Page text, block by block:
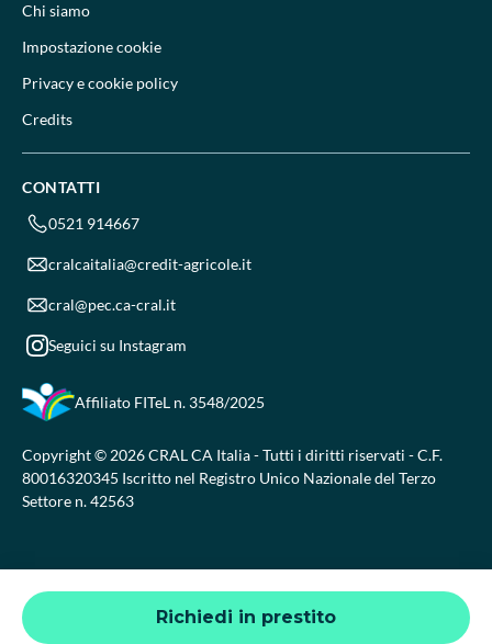
Richiedi in prestito
Chi siamo
Impostazione cookie
Privacy e cookie policy
Credits
CONTATTI
0521 914667
cralcaitalia@credit-agricole.it
cral@pec.ca-cral.it
Seguici su Instagram
Affiliato FITeL n. 3548/2025
Copyright © 2026 CRAL CA Italia - Tutti i diritti riservati - C.F.
80016320345 Iscritto nel Registro Unico Nazionale del Terzo
Settore n. 42563